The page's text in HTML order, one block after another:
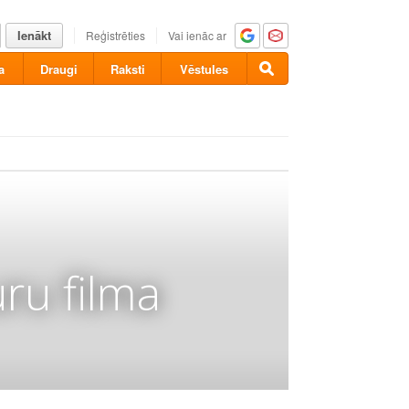
Ienākt Reģistrēties Vai ienāc ar
Draugi Raksti Vēstules
filma